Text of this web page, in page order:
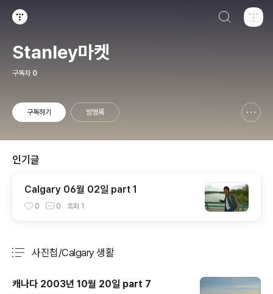
Stanley마켓
구독자 0
구독하기 방명록
인기글
Calgary 06월 02일 part 1
0 0 조회 1
사진첩/Calgary 생활
캐나다 2003년 10월 20일 part 7